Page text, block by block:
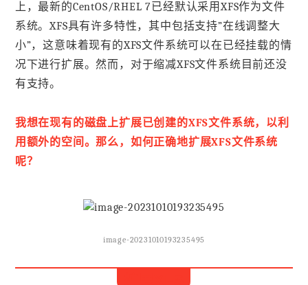
上，最新的CentOS/RHEL 7已经默认采用XFS作为文件
系统。XFS具有许多特性，其中包括支持”在线调整大
小”，这意味着现有的XFS文件系统可以在已经挂载的情
况下进行扩展。然而，对于缩减XFS文件系统目前还没
有支持。
我想在现有的磁盘上扩展已创建的XFS文件系统，以利
用额外的空间。那么，如何正确地扩展XFS文件系统
呢？
image-20231010193235495